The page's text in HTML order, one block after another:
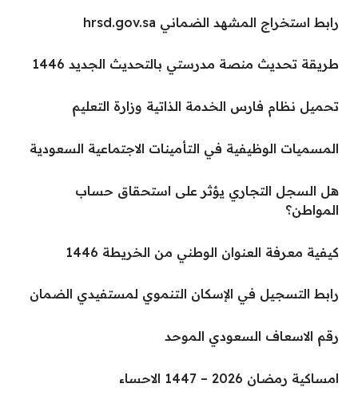
رابط استخراج المشهد الضماني hrsd.gov.sa
طريقة تحديث منصة مدرستي بالتحديث الجديد 1446
تحميل نظام فارس الخدمة الذاتية وزارة التعليم
المسميات الوظيفية في التأمينات الاجتماعية السعودية
هل السجل التجاري يؤثر على استحقاق حساب
المواطن؟
كيفية معرفة العنوان الوطني من الخريطة 1446
رابط التسجيل في الإسكان التنموي لمستفيدي الضمان
رقم الاسعاف السعودي الموحد
امساكية رمضان 2026 – 1447 الاحساء